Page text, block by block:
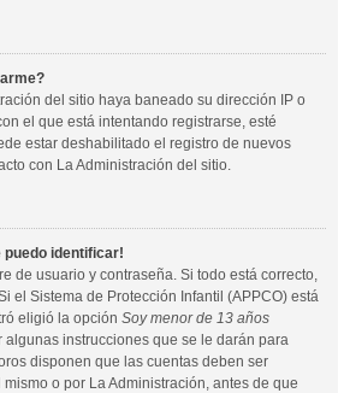
del sitio haya baneado su dirección IP o
el que está intentando registrarse, esté
estar deshabilitado el registro de nuevos
con La Administración del sitio.
puedo identificar!
de usuario y contraseña. Si todo está correcto,
el Sistema de Protección Infantil (APPCO) está
eligió la opción Soy menor de 13 años
instrucciones que se le darán para
disponen que las cuentas deben ser
o por La Administración, antes de que